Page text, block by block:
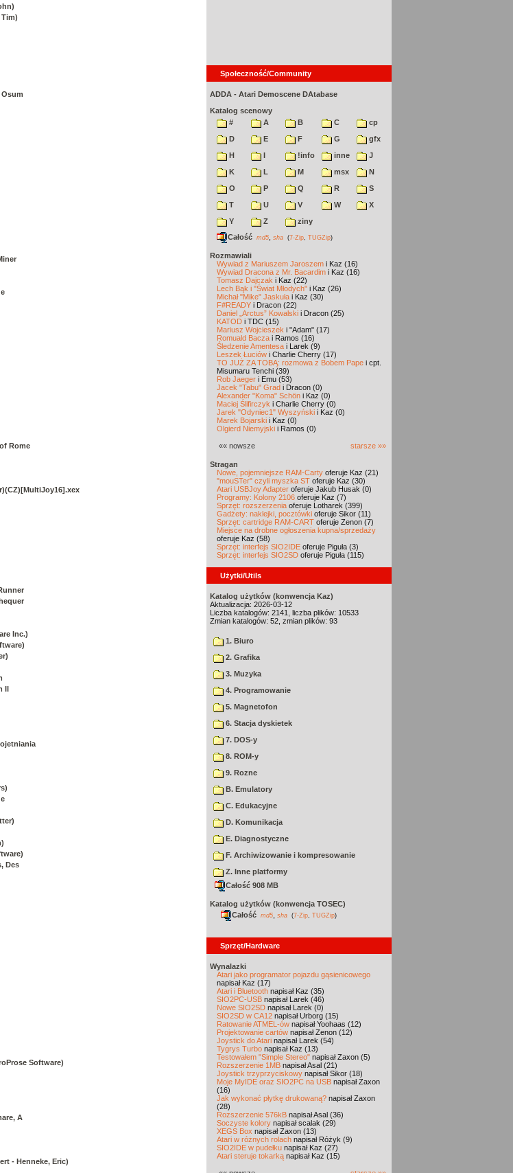
Osum
Rome
Inc.)
II
Des
Software)
A
- Henneke, Eric)
Społeczność/Community
ADDA - Atari Demoscene DAtabase
Katalog scenowy
#
A B C
cp
D
E F G
gfx
H
I !info inne
J
K
L M msx
N
O
P Q R
S
T
U V W
X
Y
Z
ziny
Całość md5 sha (7-Zip TUGZip)
Rozmawiali
Wywiad z Mariuszem Jaroszem i Kaz (16)
Wywiad Dracona z Mr. Bacardim i Kaz (16)
Tomasz Dajczak i Kaz (22)
Lech Bąk i "Świat Młodych" i Kaz (26)
Michał "Mike" Jaskuła i Kaz (30)
F#READY i Dracon (22)
Daniel „Arctus” Kowalski i Dracon (25)
KATOD i TDC (15)
Mariusz Wojcieszek i "Adam" (17)
Romuald Bacza i Ramos (16)
Śledzenie Amentesa i Larek (9)
Leszek Łuciów i Charlie Cherry (17)
TO JUŻ ZA TOBĄ: rozmowa z Bobem Pape i cpt.
Misumaru Tenchi (39)
Rob Jaeger i Emu (53)
Jacek "Tabu" Grad i Dracon (0)
Alexander "Koma" Schön i Kaz (0)
Maciej Ślifirczyk i Charlie Cherry (0)
Jarek "Odyniec1" Wyszyński i Kaz (0)
Marek Bojarski i Kaz (0)
Olgierd Niemyjski i Ramos (0)
«« nowsze starsze »»
Stragan
Nowe, pojemniejsze RAM-Carty oferuje Kaz (21)
"mouSTer" czyli myszka ST oferuje Kaz (30)
Atari USBJoy Adapter oferuje Jakub Husak (0)
Programy: Kolony 2106 oferuje Kaz (7)
Sprzęt: rozszerzenia oferuje Lotharek (399)
Gadżety: naklejki, pocztówki oferuje Sikor (11)
Sprzęt: cartridge RAM-CART oferuje Zenon (7)
Miejsce na drobne ogłoszenia kupna/sprzedaży
oferuje Kaz (58)
Sprzęt: interfejs SIO2IDE oferuje Piguła (3)
Sprzęt: interfejs SIO2SD oferuje Piguła (115)
Użytki/Utils
Katalog użytków (konwencja Kaz)
Aktualizacja: 2026-03-12
Liczba katalogów: 2141, liczba plików: 10533
Zmian katalogów: 52, zmian plików: 93
1. Biuro
2. Grafika
3. Muzyka
4. Programowanie
5. Magnetofon
6. Stacja dyskietek
7. DOS-y
8. ROM-y
9. Rozne
B. Emulatory
C. Edukacyjne
D. Komunikacja
E. Diagnostyczne
F. Archiwizowanie i kompresowanie
Z. Inne platformy
Całość 908 MB
Katalog użytków (konwencja TOSEC)
Całość md5 sha (7-Zip TUGZip)
Sprzęt/Hardware
Wynalazki
Atari jako programator pojazdu gąsienicowego
napisał Kaz (17)
Atari i Bluetooth napisał Kaz (35)
SIO2PC-USB napisał Larek (46)
Nowe SIO2SD napisał Larek (0)
SIO2SD w CA12 napisał Urborg (15)
Ratowanie ATMEL-ów napisał Yoohaas (12)
Projektowanie cartów napisał Zenon (12)
Joystick do Atari napisał Larek (54)
Tygrys Turbo napisał Kaz (13)
Testowałem "Simple Stereo" napisał Zaxon (5)
Rozszerzenie 1MB napisał Asal (21)
Joystick trzyprzyciskowy napisał Sikor (18)
Moje MyIDE oraz SIO2PC na USB napisał Zaxon
(16)
Jak wykonać płytkę drukowaną? napisał Zaxon
(28)
Rozszerzenie 576kB napisał Asal (36)
Soczyste kolory napisał scalak (29)
XEGS Box napisał Zaxon (13)
Atari w różnych rolach napisał Różyk (9)
SIO2IDE w pudełku napisał Kaz (27)
Atari steruje tokarką napisał Kaz (15)